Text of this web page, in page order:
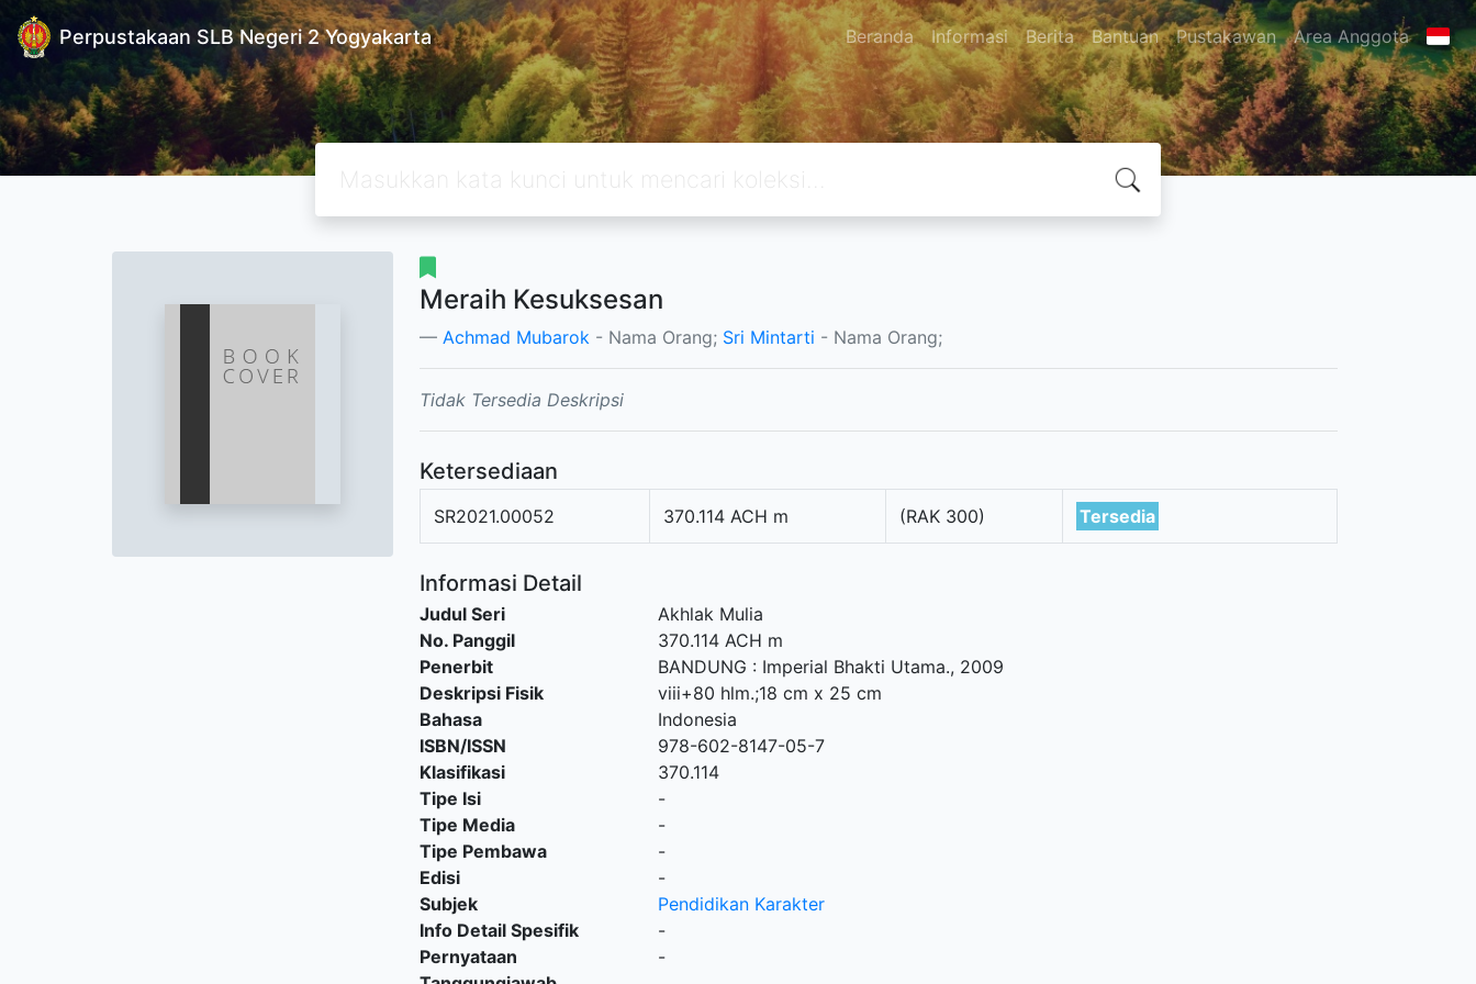
Perpustakaan SLB Negeri 2 Yogyakarta Beranda Informasi Berita Bantuan Pustakawan Area Anggota
Meraih Kesuksesan
Achmad Mubarok - Nama Orang; Sri Mintarti - Nama Orang;
Tidak Tersedia Deskripsi
Ketersediaan
SR2021.00052 370.114 ACH m (RAK 300) Tersedia
Informasi Detail
Judul Seri
Akhlak Mulia
No. Panggil
370.114 ACH m
Penerbit
BANDUNG : Imperial Bhakti Utama., 2009
Deskripsi Fisik
viii+80 hlm.;18 cm x 25 cm
Bahasa
Indonesia
ISBN/ISSN
978-602-8147-05-7
Klasifikasi
370.114
Tipe Isi
-
Tipe Media
-
Tipe Pembawa
-
Edisi
-
Subjek
Pendidikan Karakter
Info Detail Spesifik
-
Pernyataan
-